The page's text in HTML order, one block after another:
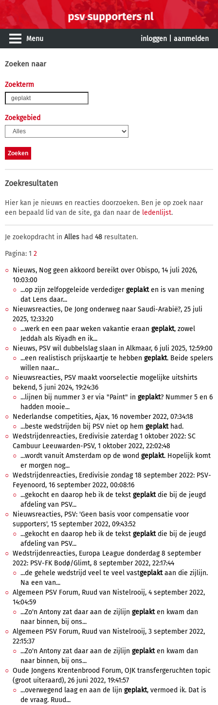
Menu inloggen aanmelden
Zoeken naar
Zoekterm
Zoekgebied
Zoekresultaten
Hier kan je nieuws en reacties doorzoeken. Ben je op zoek naar
een bepaald lid van de site, ga dan naar de ledenlijst.
Je zoekopdracht in Alles had 48 resultaten.
Pagina: 1 2
Nieuws, Nog geen akkoord bereikt over Obispo, 14 juli 2026,
10:03:00
...op zijn zelfopgeleide verdedigergeplakten is van mening
dat Lens daar...
Nieuwsreacties, De Jong onderweg naar Saudi-Arabië?, 25 juli
2025, 12:33:20
...werk en een paar weken vakantie eraan geplakt, zowel
Jeddah als Riyadh en ik...
Nieuws, PSV wil dubbelslag slaan in Alkmaar, 6 juli 2025, 12:59:00
...een realistisch prijskaartje te hebben geplakt. Beide spelers
willen naar...
Nieuwsreacties, PSV maakt voorselectie mogelijke uitshirts
bekend, 5 juni 2024, 19:24:36
...lijnen bij nummer 3 er via "Paint" in geplakt? Nummer 5 en 6
hadden mooie...
Nederlandse competities, Ajax, 16 november 2022, 07:34:18
...beste wedstrijden bij PSV niet op hem geplakthad.
Wedstrijdenreacties, Eredivisie zaterdag 1 oktober 2022: SC
Cambuur Leeuwarden-PSV, 1 oktober 2022, 22:02:48
...wordt vanuit Amsterdam op de wond geplakt. Hopelijk komt
er morgen nog...
Wedstrijdenreacties, Eredivisie zondag 18 september 2022: PSV-
Feyenoord, 16 september 2022, 00:08:16
...gekocht en daarop heb ik de tekst geplaktdie bij de jeugd
afdeling van PSV...
Nieuwsreacties, PSV: 'Geen basis voor compensatie voor
supporters', 15 september 2022, 09:43:52
...gekocht en daarop heb ik de tekst geplaktdie bij de jeugd
afdeling van PSV...
Wedstrijdenreacties, Europa League donderdag 8 september
2022: PSV-FK Bodø/Glimt, 8 september 2022, 22:17:44
...de gehele wedstrijd veel te veel vastgeplaktaan die zijlijn.
Na een van...
Algemeen PSV Forum, Ruud van Nistelrooij, 4 september 2022,
14:04:59
...Zo'n Antony zat daar aan de zijlijn geplakten kwam dan
naar binnen, bij ons...
Algemeen PSV Forum, Ruud van Nistelrooij, 3 september 2022,
22:15:37
...Zo'n Antony zat daar aan de zijlijn geplakten kwam dan
naar binnen, bij ons...
Oude Jongens Krentenbrood Forum, OJK transfergeruchten topic
(groot uiteraard), 26 juni 2022, 19:41:57
...overwegend laag en aan de lijn geplakt, vermoed ik. Dat is
de vraag. Ruud...